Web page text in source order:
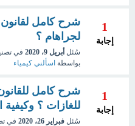
1
إجابة
شرح كامل لقانون
لجراهام ؟
سُئل أبريل 9، 2020 في
بواسطة اسألني كيمياء
1
إجابة
شرح كامل
للغازات ؟ وكيفية
سُئل فبراير 26، 2020 في